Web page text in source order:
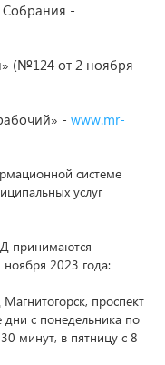
Собрания -
(№124 от 2 ноября
- www.mr-
системе
услуг
принимаются
2023 года:
проспект
с понедельника по
минут, в пятницу с 8